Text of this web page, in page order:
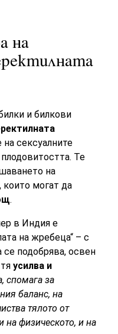
на
и билкови
сексуалните
Те
на
които могат да
.
в Индия е
на жребеца“ – с
се подобрява, освен
тяусилва и
спомага за
баланс, на
тялото от
на физическото, и на